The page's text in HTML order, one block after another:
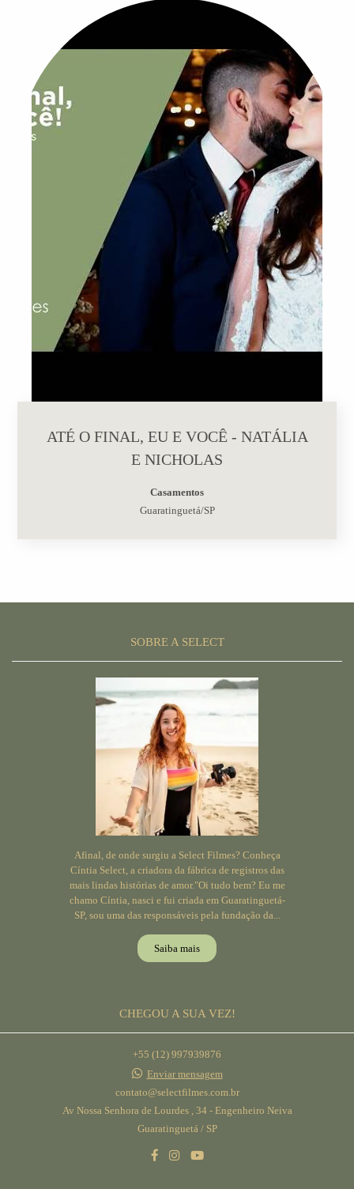
ATÉ O FINAL, EU E VOCÊ - NATÁLIA
E NICHOLAS
Casamentos
Guaratinguetá/SP
SOBRE A SELECT
Afinal, de onde surgiu a Select Filmes? Conheça
Cíntia Select, a criadora da fábrica de registros das
mais lindas histórias de amor."Oi tudo bem? Eu me
chamo Cíntia, nasci e fui criada em Guaratinguetá-
SP, sou uma das responsáveis pela fundação da...
Saiba mais
CHEGOU A SUA VEZ!
+55 (12) 997939876
Enviar mensagem
contato@selectfilmes.com.br
Av Nossa Senhora de Lourdes , 34 - Engenheiro Neiva
Guaratinguetá / SP